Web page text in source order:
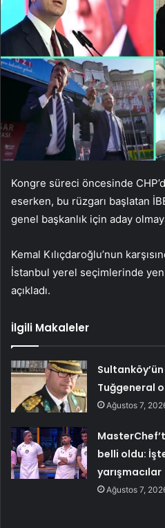
Kongre süreci öncesinde
eserken, bu rüzgarı başlatan
genel başkanlık için aday
Kemal Kılıçdaroğlu’nun
İstanbul yerel seçimlerinde
açıkladı.
İlgili Makaleler
Tuğgeneral
Ağustos 7,
belli oldu:
yarışmacılar
Ağustos 7,